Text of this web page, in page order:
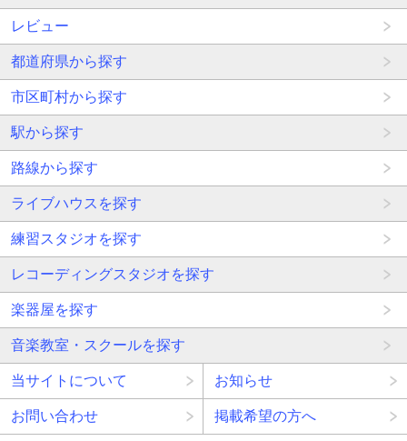
レビュー
都道府県から探す
市区町村から探す
駅から探す
路線から探す
ライブハウスを探す
練習スタジオを探す
レコーディングスタジオを探す
楽器屋を探す
音楽教室・スクールを探す
当サイトについて お知らせ
お問い合わせ 掲載希望の方へ